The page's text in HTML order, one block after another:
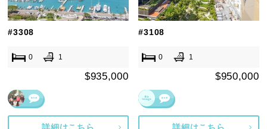
#3308
0 1
$935,000
#3108
0 1
$950,000